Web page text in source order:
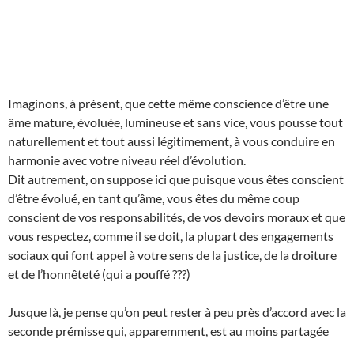
Imaginons, à présent, que cette même conscience d’être une
âme mature, évoluée, lumineuse et sans vice, vous pousse tout
naturellement et tout aussi légitimement, à vous conduire en
harmonie avec votre niveau réel d’évolution.
Dit autrement, on suppose ici que puisque vous êtes conscient
d’être évolué, en tant qu’âme, vous êtes du même coup
conscient de vos responsabilités, de vos devoirs moraux et que
vous respectez, comme il se doit, la plupart des engagements
sociaux qui font appel à votre sens de la justice, de la droiture
et de l’honnêteté (qui a pouffé ???)
Jusque là, je pense qu’on peut rester à peu près d’accord avec la
seconde prémisse qui, apparemment, est au moins partagée